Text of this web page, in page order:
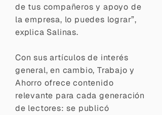
de tus compañeros y apoyo de
la empresa, lo puedes lograr”,
explica Salinas.
Con sus artículos de interés
general, en cambio, Trabajo y
Ahorro ofrece contenido
relevante para cada generación
de lectores: se publicó